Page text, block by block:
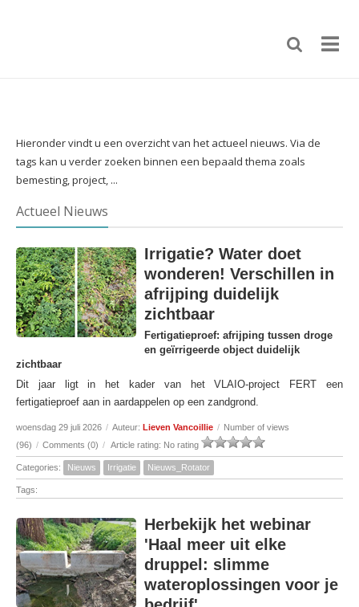
Hieronder vindt u een overzicht van het actueel nieuws. Via de
tags kan u verder zoeken binnen een bepaald thema zoals
bemesting, project, ...
Actueel Nieuws
Irrigatie? Water doet
wonderen! Verschillen in
afrijping duidelijk
zichtbaar
Fertigatieproef: afrijping tussen droge
en geïrrigeerde object duidelijk
zichtbaar
Dit jaar ligt in het kader van het VLAIO-project FERT een
fertigatieproef aan in aardappelen op een zandgrond.
woensdag 29 juli 2026 / Auteur: Lieven Vancoillie / Number of views
(96) / Comments (0) / Article rating: No rating
Categories: Nieuws Irrigatie Nieuws_Rotator
Tags:
Herbekijk het webinar
'Haal meer uit elke
druppel: slimme
wateroplossingen voor je